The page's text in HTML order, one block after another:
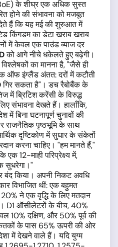
के शीघ्र एक अधिक सुस्त
होने की संभावना को मजबूत
हैं कि यह मई की शुरुआत में
किंगडम का डेटा खराब खराब
में केवल एक पाउंड ब्याज दर
को आगे नीचे धकेलते हुए बढ़ेगी।
का मानना है, "जैसे ही
ऑफ इंग्लैंड अंतत: दरों में कटौती
गिर सकता है"। डच रैबोबैंक के
में ब्रिटिश करेंसी के विरुद्ध
संभावना देखते हैं। हालाँकि,
में बिना घटनापूर्ण चुनावों की
राजनैतिक पृष्ठभूमि के साथ
दृष्टिकोण में सुधार के संकेतों
करना चाहिए। "हम मानते हैं,"
12-माही परिप्रेक्ष्य में,
सुधरेगा।"
बंद किया। अपनी निकट अवधि
विभाजित थीं: एक बहुमत
ने एक वृद्धि के लिए मतदान
D1 ऑसीलेटरों के बीच, 40%
10% दक्षिण, और 50% पूर्व की
के पास 65% ऊपरी की ओर
में देखने वाले हैं। यदि युग्म